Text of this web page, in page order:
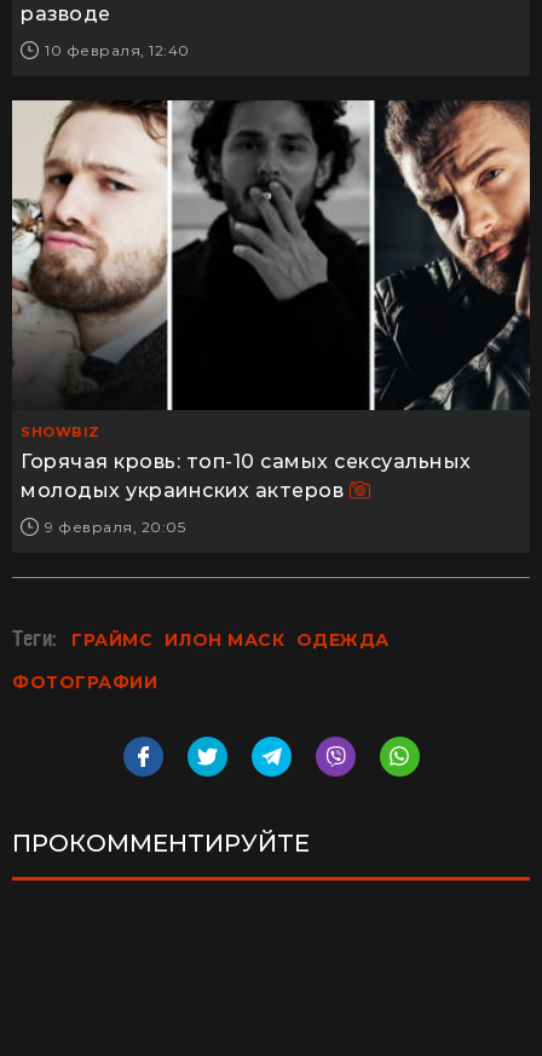
разводе
10 февраля, 12:40
SHOWBIZ
Горячая кровь: топ-10 самых сексуальных
молодых украинских актеров
9 февраля, 20:05
Теги: ГРАЙМС ИЛОН МАСК
ОДЕЖДА
ФОТОГРАФИИ
ПРОКОММЕНТИРУЙТЕ